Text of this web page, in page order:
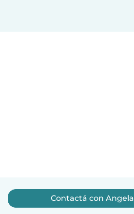
Contactá con Angela